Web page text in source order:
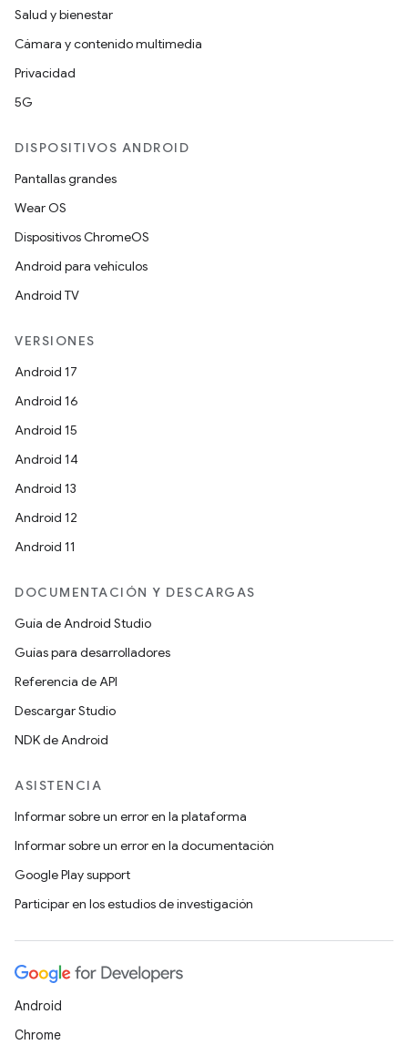
Salud y bienestar
Cámara y contenido multimedia
Privacidad
5G
DISPOSITIVOS ANDROID
Pantallas grandes
Wear OS
Dispositivos ChromeOS
Android para vehículos
Android TV
VERSIONES
Android 17
Android 16
Android 15
Android 14
Android 13
Android 12
Android 11
DOCUMENTACIÓN Y DESCARGAS
Guía de Android Studio
Guías para desarrolladores
Referencia de API
Descargar Studio
NDK de Android
ASISTENCIA
Informar sobre un error en la plataforma
Informar sobre un error en la documentación
Google Play support
Participar en los estudios de investigación
Android
Chrome